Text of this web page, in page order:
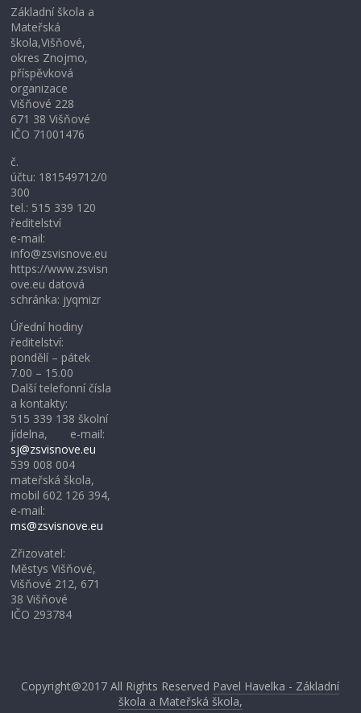
Základní škola a
Mateřská
škola,Višňové,
okres Znojmo,
příspěvková
organizace
Višňové 228
671 38 Višňové
IČO 71001476
č.
účtu: 181549712/0
300
tel.: 515 339 120
ředitelství
e-mail:
info@zsvisnove.eu
https://www.zsvisn
ove.eu datová
schránka: jyqmizr
Úřední hodiny
ředitelství:
pondělí – pátek
7.00 – 15.00
Další telefonní čísla
a kontakty:
515 339 138 školní
jídelna, e-mail:
sj@zsvisnove.eu
539 008 004
mateřská škola,
mobil 602 126 394,
e-mail:
ms@zsvisnove.eu
Zřizovatel:
Městys Višňové,
Višňové 212, 671
38 Višňové
IČO 293784
Copyright@2017All Rights Reserved Pavel Havelka - Základní
škola a Mateřská škola,